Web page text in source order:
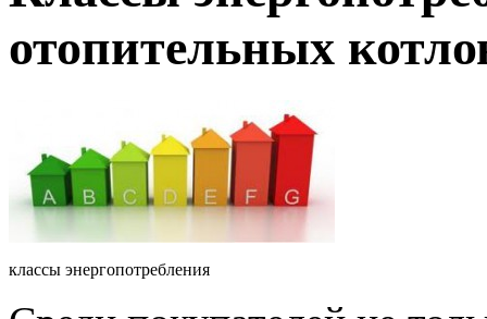
отопительных
классы энергопотребления